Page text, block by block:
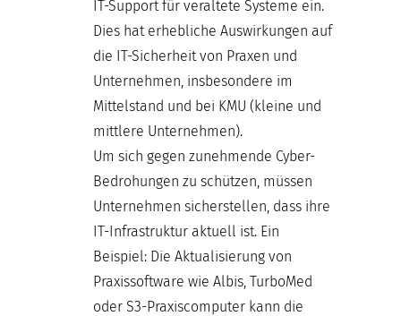
IT-Support für veraltete Systeme ein.
Dies hat erhebliche Auswirkungen auf
die IT-Sicherheit von Praxen und
Unternehmen, insbesondere im
Mittelstand und bei KMU (kleine und
mittlere Unternehmen).
Um sich gegen zunehmende Cyber-
Bedrohungen zu schützen, müssen
Unternehmen sicherstellen, dass ihre
IT-Infrastruktur aktuell ist. Ein
Beispiel: Die Aktualisierung von
Praxissoftware wie Albis, TurboMed
oder S3-Praxiscomputer kann die